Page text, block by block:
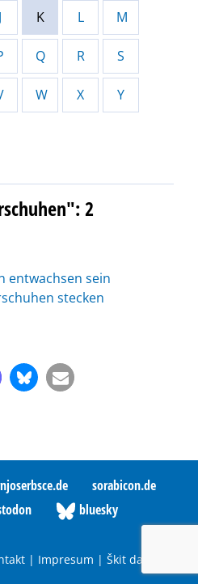
J K L M
Q R S
W X Y
2
entwachsen sein
stecken
sorabicon.de
bluesky
| Impresum | Škit datow